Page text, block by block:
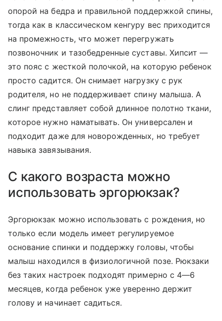
опорой на бедра и правильной поддержкой спины,
тогда как в классическом кенгуру вес приходится
на промежность, что может перегружать
позвоночник и тазобедренные суставы. Хипсит —
это пояс с жесткой полочкой, на которую ребенок
просто садится. Он снимает нагрузку с рук
родителя, но не поддерживает спину малыша. А
слинг представляет собой длинное полотно ткани,
которое нужно наматывать. Он универсален и
подходит даже для новорожденных, но требует
навыка завязывания.
С какого возраста можно
использовать эргорюкзак?
Эргорюкзак можно использовать с рождения, но
только если модель имеет регулируемое
основание спинки и поддержку головы, чтобы
малыш находился в физиологичной позе. Рюкзаки
без таких настроек подходят примерно с 4—6
месяцев, когда ребенок уже уверенно держит
голову и начинает садиться.